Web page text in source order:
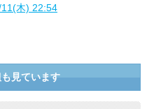
木) 22:54
見ています